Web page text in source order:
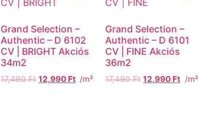
Grand Selection –
Authentic – D 6102
CV | BRIGHT Akciós
34m2
17,490Ft 12,990Ft /m²
Grand Selection –
Authentic – D 6101
CV | FINE Akciós
36m2
17,490Ft 12,990Ft /m²